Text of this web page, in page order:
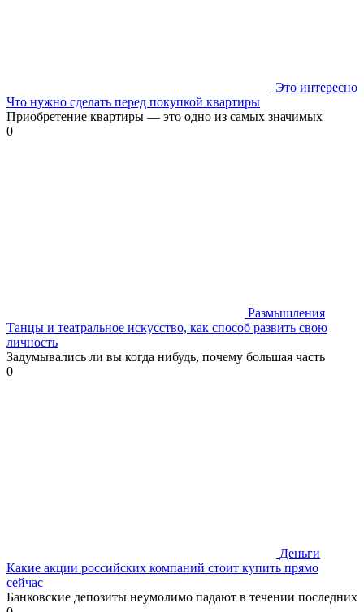
Это интересно
Что нужно сделать перед покупкой квартиры
Приобретение квартиры — это одно из самых значимых
0
Размышления
Танцы и театральное искусство, как способ развить свою
личность
Задумывались ли вы когда нибудь, почему большая часть
0
Деньги
Какие акции российских компаний стоит купить прямо
сейчас
Банковские депозиты неумолимо падают в течении последних